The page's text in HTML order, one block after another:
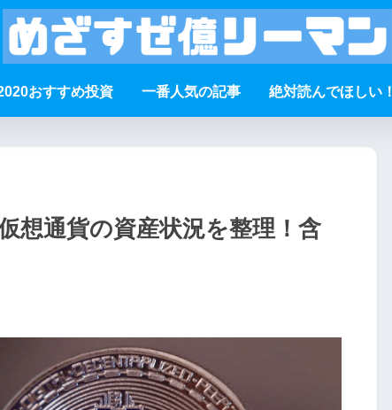
おすすめ投資 一番人気の記事 絶対読んでほしい！
想通貨の資産状況を整理！含